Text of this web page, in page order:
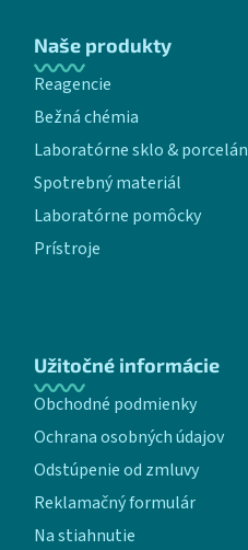
Naše produkty
Reagencie
Bežná chémia
Laboratórne sklo & porcelán
Spotrebný materiál
Laboratórne pomôcky
Prístroje
Užitočné informácie
Obchodné podmienky
Ochrana osobných údajov
Odstúpenie od zmluvy
Reklamačný formulár
Na stiahnutie